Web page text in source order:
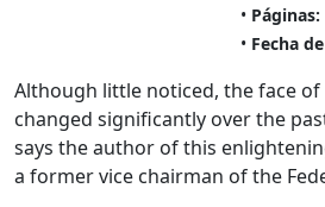
Páginas:
Fecha
Although little noticed, the face
changed significantly over the
says the author of this
a former vice chairman of the